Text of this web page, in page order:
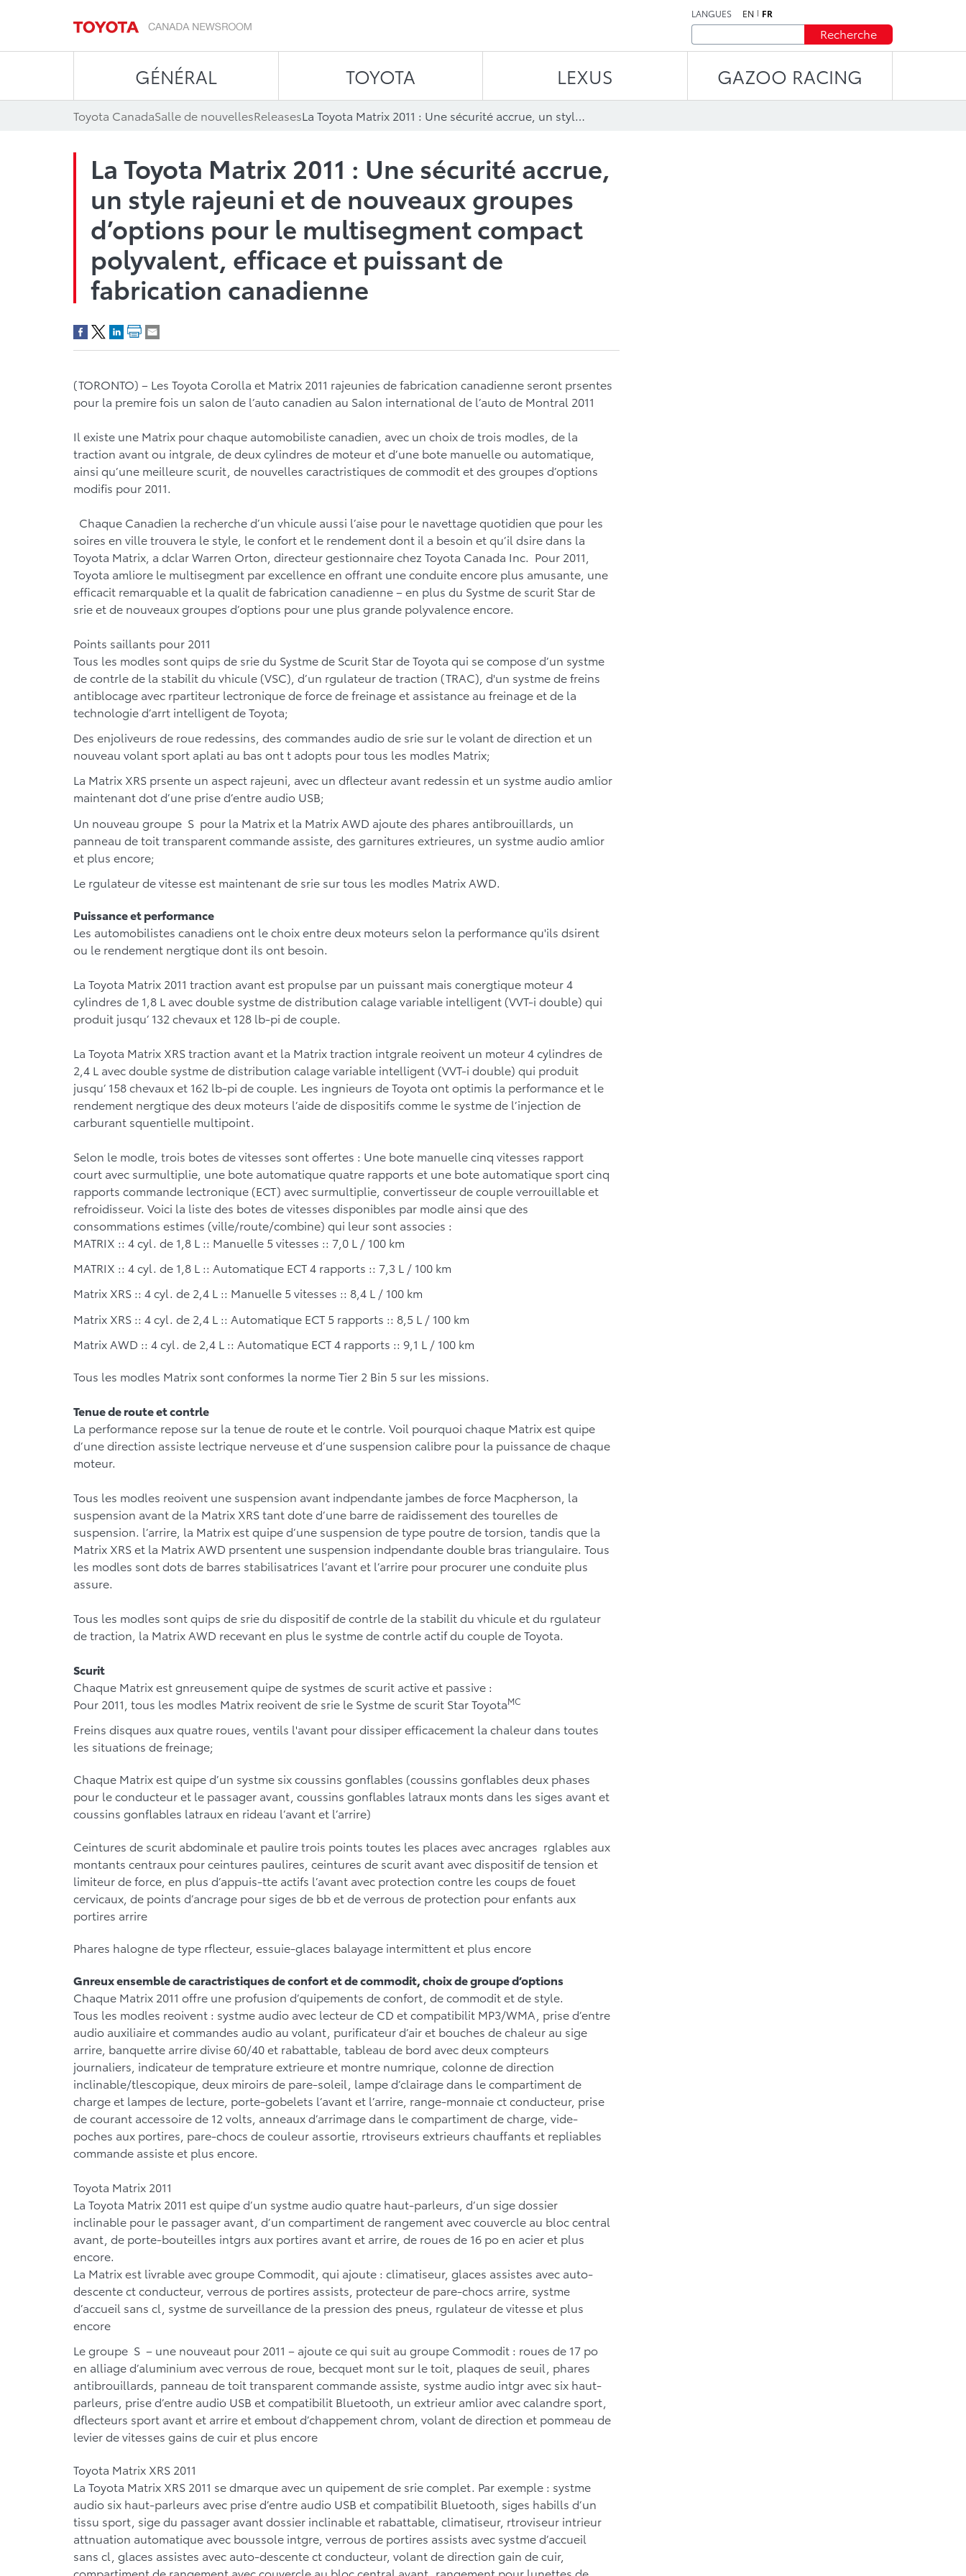
LANGUES EN FR
Recherche
GÉNÉRAL TOYOTA LEXUS GAZOO RACING
Toyota CanadaSalle de nouvellesReleases La Toyota Matrix 2011 : Une sécurité accrue, un style rajeuni et de nouveaux groupes d’options pour le multisegment compact polyvalent, efficace et puissant de fabrication canadienne
La Toyota Matrix 2011 : Une sécurité accrue,
un style rajeuni et de nouveaux groupes
d’options pour le multisegment compact
polyvalent, efficace et puissant de
fabrication canadienne
(TORONTO) – Les Toyota Corolla et Matrix 2011 rajeunies de fabrication canadienne seront prsentes
pour la premire fois un salon de l’auto canadien au Salon international de l’auto de Montral 2011
Il existe une Matrix pour chaque automobiliste canadien, avec un choix de trois modles, de la
traction avant ou intgrale, de deux cylindres de moteur et d’une bote manuelle ou automatique,
ainsi qu’une meilleure scurit, de nouvelles caractristiques de commodit et des groupes d’options
modifis pour 2011.
Chaque Canadien la recherche d’un vhicule aussi l’aise pour le navettage quotidien que pour les
soires en ville trouvera le style, le confort et le rendement dont il a besoin et qu’il dsire dans la
Toyota Matrix, a dclar Warren Orton, directeur gestionnaire chez Toyota Canada Inc. Pour 2011,
Toyota amliore le multisegment par excellence en offrant une conduite encore plus amusante, une
efficacit remarquable et la qualit de fabrication canadienne – en plus du Systme de scurit Star de
srie et de nouveaux groupes d’options pour une plus grande polyvalence encore.
Points saillants pour 2011
Tous les modles sont quips de srie du Systme de Scurit Star de Toyota qui se compose d’un systme
de contrle de la stabilit du vhicule (VSC), d’un rgulateur de traction (TRAC), d'un systme de freins
antiblocage avec rpartiteur lectronique de force de freinage et assistance au freinage et de la
technologie d’arrt intelligent de Toyota;
Des enjoliveurs de roue redessins, des commandes audio de srie sur le volant de direction et un
nouveau volant sport aplati au bas ont t adopts pour tous les modles Matrix;
La Matrix XRS prsente un aspect rajeuni, avec un dflecteur avant redessin et un systme audio amlior
maintenant dot d’une prise d’entre audio USB;
Un nouveau groupe S pour la Matrix et la Matrix AWD ajoute des phares antibrouillards, un
panneau de toit transparent commande assiste, des garnitures extrieures, un systme audio amlior
et plus encore;
Le rgulateur de vitesse est maintenant de srie sur tous les modles Matrix AWD.
Puissance et performance
Les automobilistes canadiens ont le choix entre deux moteurs selon la performance qu'ils dsirent
ou le rendement nergtique dont ils ont besoin.
La Toyota Matrix 2011 traction avant est propulse par un puissant mais conergtique moteur 4
cylindres de 1,8 L avec double systme de distribution calage variable intelligent (VVT-i double) qui
produit jusqu’ 132 chevaux et 128 lb-pi de couple.
La Toyota Matrix XRS traction avant et la Matrix traction intgrale reoivent un moteur 4 cylindres de
2,4 L avec double systme de distribution calage variable intelligent (VVT-i double) qui produit
jusqu’ 158 chevaux et 162 lb-pi de couple. Les ingnieurs de Toyota ont optimis la performance et le
rendement nergtique des deux moteurs l’aide de dispositifs comme le systme de l’injection de
carburant squentielle multipoint.
Selon le modle, trois botes de vitesses sont offertes : Une bote manuelle cinq vitesses rapport
court avec surmultiplie, une bote automatique quatre rapports et une bote automatique sport cinq
rapports commande lectronique (ECT) avec surmultiplie, convertisseur de couple verrouillable et
refroidisseur. Voici la liste des botes de vitesses disponibles par modle ainsi que des
consommations estimes (ville/route/combine) qui leur sont associes :
MATRIX :: 4 cyl. de 1,8 L :: Manuelle 5 vitesses :: 7,0 L / 100 km
MATRIX :: 4 cyl. de 1,8 L :: Automatique ECT 4 rapports :: 7,3 L / 100 km
Matrix XRS :: 4 cyl. de 2,4 L :: Manuelle 5 vitesses :: 8,4 L / 100 km
Matrix XRS :: 4 cyl. de 2,4 L :: Automatique ECT 5 rapports :: 8,5 L / 100 km
Matrix AWD :: 4 cyl. de 2,4 L :: Automatique ECT 4 rapports :: 9,1 L / 100 km
Tous les modles Matrix sont conformes la norme Tier 2 Bin 5 sur les missions.
Tenue de route et contrle
La performance repose sur la tenue de route et le contrle. Voil pourquoi chaque Matrix est quipe
d’une direction assiste lectrique nerveuse et d’une suspension calibre pour la puissance de chaque
moteur.
Tous les modles reoivent une suspension avant indpendante jambes de force Macpherson, la
suspension avant de la Matrix XRS tant dote d’une barre de raidissement des tourelles de
suspension. l’arrire, la Matrix est quipe d’une suspension de type poutre de torsion, tandis que la
Matrix XRS et la Matrix AWD prsentent une suspension indpendante double bras triangulaire. Tous
les modles sont dots de barres stabilisatrices l’avant et l’arrire pour procurer une conduite plus
assure.
Tous les modles sont quips de srie du dispositif de contrle de la stabilit du vhicule et du rgulateur
de traction, la Matrix AWD recevant en plus le systme de contrle actif du couple de Toyota.
Scurit
Chaque Matrix est gnreusement quipe de systmes de scurit active et passive :
Pour 2011, tous les modles Matrix reoivent de srie le Systme de scurit Star ToyotaMC
Freins disques aux quatre roues, ventils l'avant pour dissiper efficacement la chaleur dans toutes
les situations de freinage;
Chaque Matrix est quipe d’un systme six coussins gonflables (coussins gonflables deux phases
pour le conducteur et le passager avant, coussins gonflables latraux monts dans les siges avant et
coussins gonflables latraux en rideau l’avant et l’arrire)
Ceintures de scurit abdominale et paulire trois points toutes les places avec ancrages rglables aux
montants centraux pour ceintures paulires, ceintures de scurit avant avec dispositif de tension et
limiteur de force, en plus d’appuis-tte actifs l’avant avec protection contre les coups de fouet
cervicaux, de points d’ancrage pour siges de bb et de verrous de protection pour enfants aux
portires arrire
Phares halogne de type rflecteur, essuie-glaces balayage intermittent et plus encore
Gnreux ensemble de caractristiques de confort et de commodit, choix de groupe d’options
Chaque Matrix 2011 offre une profusion d’quipements de confort, de commodit et de style.
Tous les modles reoivent : systme audio avec lecteur de CD et compatibilit MP3/WMA, prise d’entre
audio auxiliaire et commandes audio au volant, purificateur d’air et bouches de chaleur au sige
arrire, banquette arrire divise 60/40 et rabattable, tableau de bord avec deux compteurs
journaliers, indicateur de temprature extrieure et montre numrique, colonne de direction
inclinable/tlescopique, deux miroirs de pare-soleil, lampe d’clairage dans le compartiment de
charge et lampes de lecture, porte-gobelets l’avant et l’arrire, range-monnaie ct conducteur, prise
de courant accessoire de 12 volts, anneaux d’arrimage dans le compartiment de charge, vide-
poches aux portires, pare-chocs de couleur assortie, rtroviseurs extrieurs chauffants et repliables
commande assiste et plus encore.
Toyota Matrix 2011
La Toyota Matrix 2011 est quipe d’un systme audio quatre haut-parleurs, d’un sige dossier
inclinable pour le passager avant, d’un compartiment de rangement avec couvercle au bloc central
avant, de porte-bouteilles intgrs aux portires avant et arrire, de roues de 16 po en acier et plus
encore.
La Matrix est livrable avecgroupe Commodit , qui ajoute : climatiseur, glaces assistes avec auto-
descente ct conducteur, verrous de portires assists, protecteur de pare-chocs arrire, systme
d’accueil sans cl, systme de surveillance de la pression des pneus, rgulateur de vitesse et plus
encore
Legroupe S – une nouveaut pour 2011 – ajoute ce qui suit au groupe Commodit : roues de 17 po
en alliage d’aluminium avec verrous de roue, becquet mont sur le toit, plaques de seuil, phares
antibrouillards, panneau de toit transparent commande assiste, systme audio intgr avec six haut-
parleurs, prise d’entre audio USB et compatibilit Bluetooth, un extrieur amlior avec calandre sport,
dflecteurs sport avant et arrire et embout d’chappement chrom, volant de direction et pommeau de
levier de vitesses gains de cuir et plus encore
Toyota Matrix XRS 2011
La Toyota Matrix XRS 2011 se dmarque avec un quipement de srie complet. Par exemple : systme
audio six haut-parleurs avec prise d’entre audio USB et compatibilit Bluetooth, siges habills d’un
tissu sport, sige du passager avant dossier inclinable et rabattable, climatiseur, rtroviseur intrieur
attnuation automatique avec boussole intgre, verrous de portires assists avec systme d’accueil
sans cl, glaces assistes avec auto-descente ct conducteur, volant de direction gain de cuir,
compartiment de rangement avec couvercle au bloc central avant, rangement pour lunettes de